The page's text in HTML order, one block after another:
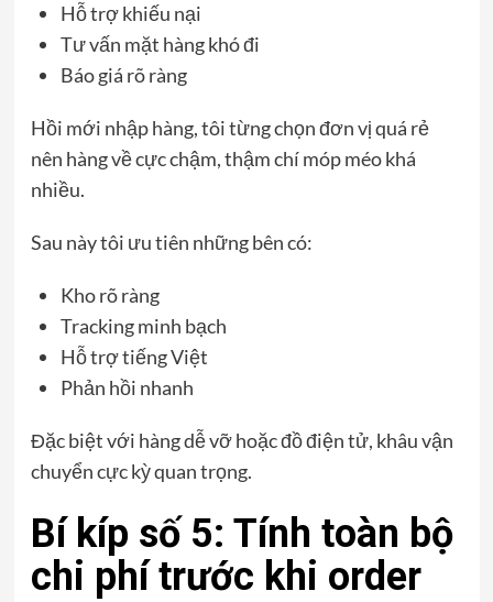
Hỗ trợ khiếu nại
Tư vấn mặt hàng khó đi
Báo giá rõ ràng
Hồi mới nhập hàng, tôi từng chọn đơn vị quá rẻ
nên hàng về cực chậm, thậm chí móp méo khá
nhiều.
Sau này tôi ưu tiên những bên có:
Kho rõ ràng
Tracking minh bạch
Hỗ trợ tiếng Việt
Phản hồi nhanh
Đặc biệt với hàng dễ vỡ hoặc đồ điện tử, khâu vận
chuyển cực kỳ quan trọng.
Bí kíp số 5: Tính toàn bộ
chi phí trước khi order